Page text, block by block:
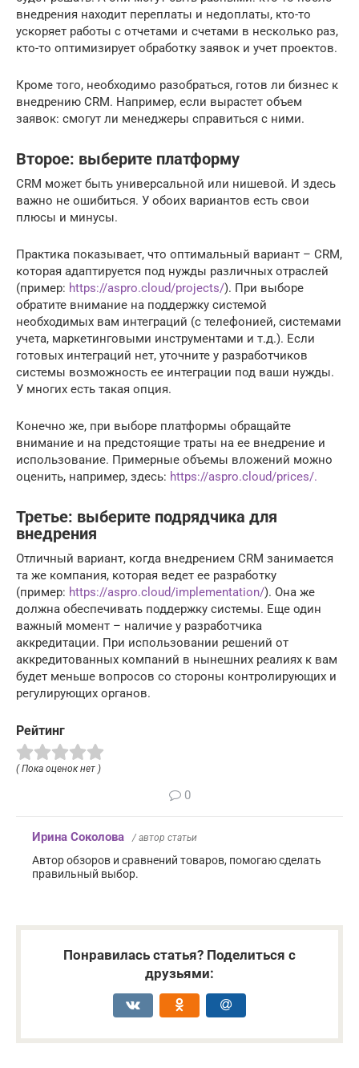
внедрения находит переплаты и недоплаты, кто-то
ускоряет работы с отчетами и счетами в несколько раз,
кто-то оптимизирует обработку заявок и учет проектов.
Кроме того, необходимо разобраться, готов ли бизнес к
внедрению CRM. Например, если вырастет объем
заявок: смогут ли менеджеры справиться с ними.
Второе: выберите платформу
CRM может быть универсальной или нишевой. И здесь
важно не ошибиться. У обоих вариантов есть свои
плюсы и минусы.
Практика показывает, что оптимальный вариант – CRM,
которая адаптируется под нужды различных отраслей
(пример: https://aspro.cloud/projects/). При выборе
обратите внимание на поддержку системой
необходимых вам интеграций (с телефонией, системами
учета, маркетинговыми инструментами и т.д.). Если
готовых интеграций нет, уточните у разработчиков
системы возможность ее интеграции под ваши нужды.
У многих есть такая опция.
Конечно же, при выборе платформы обращайте
внимание и на предстоящие траты на ее внедрение и
использование. Примерные объемы вложений можно
оценить, например, здесь: https://aspro.cloud/prices/.
Третье: выберите подрядчика для
внедрения
Отличный вариант, когда внедрением CRM занимается
та же компания, которая ведет ее разработку
(пример: https://aspro.cloud/implementation/). Она же
должна обеспечивать поддержку системы. Еще один
важный момент – наличие у разработчика
аккредитации. При использовании решений от
аккредитованных компаний в нынешних реалиях к вам
будет меньше вопросов со стороны контролирующих и
регулирующих органов.
Рейтинг
( Пока оценок нет )
0
Ирина Соколова / автор статьи
Автор обзоров и сравнений товаров, помогаю сделать
правильный выбор.
Понравилась статья? Поделиться с
друзьями: